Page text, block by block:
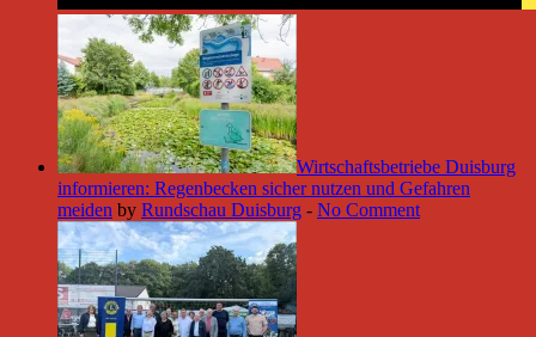
Wirtschaftsbetriebe Duisburg
informieren: Regenbecken sicher nutzen und Gefahren
meiden by Rundschau Duisburg - No Comment